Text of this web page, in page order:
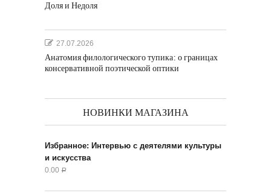
Доля и Недоля
27.07.2026
Анатомия филологического тупика: о границах
консервативной поэтической оптики
НОВИНКИ МАГАЗИНА
Избранное: Интервью с деятелями культуры
и искусства
0.00 Р